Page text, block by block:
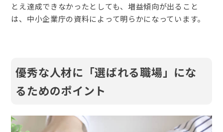
とえ達成できなかったとしても、増益傾向が出ること
は、中小企業庁の資料によって明らかになっています。
優秀な人材に「選ばれる職場」にな
るためのポイント